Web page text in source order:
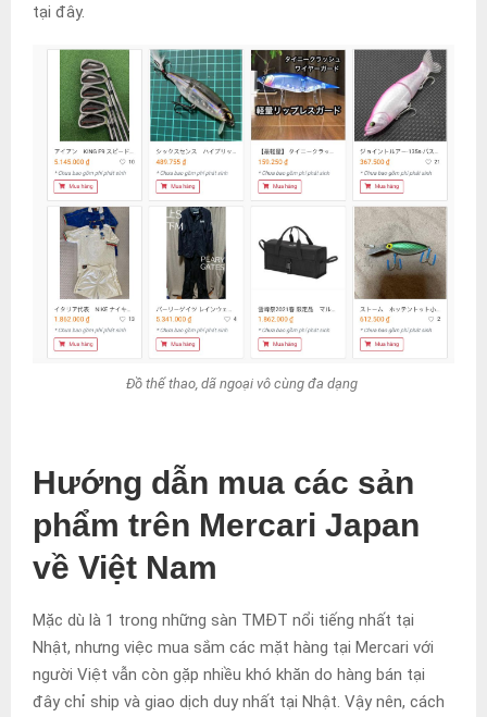
tại đây.
Đồ thể thao, dã ngoại vô cùng đa dạng
Hướng dẫn mua các sản
phẩm trên Mercari Japan
về Việt Nam
Mặc dù là 1 trong những sàn TMĐT nổi tiếng nhất tại
Nhật, nhưng việc mua sắm các mặt hàng tại Mercari với
người Việt vẫn còn gặp nhiều khó khăn do hàng bán tại
đây chỉ ship và giao dịch duy nhất tại Nhật. Vậy nên, cách